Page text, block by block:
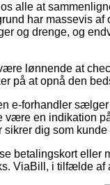
alle at
har massevis
og drenge, og
lønnende at
på at opnå den
e-forhandler
være en indikation
sikrer dig som
betalingskort eller
ViaBill, i tilfælde af